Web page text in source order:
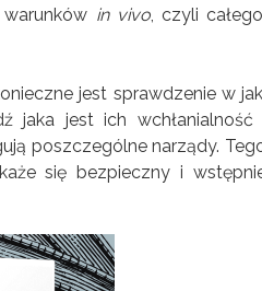
in vivo, czyli całego,
jest sprawdzenie w
jaka jest ich wchłanialność
poszczególne narządy.
się bezpieczny i